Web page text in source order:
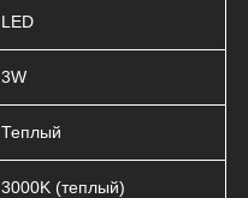
LED
3W
Теплый
3000K (теплый)